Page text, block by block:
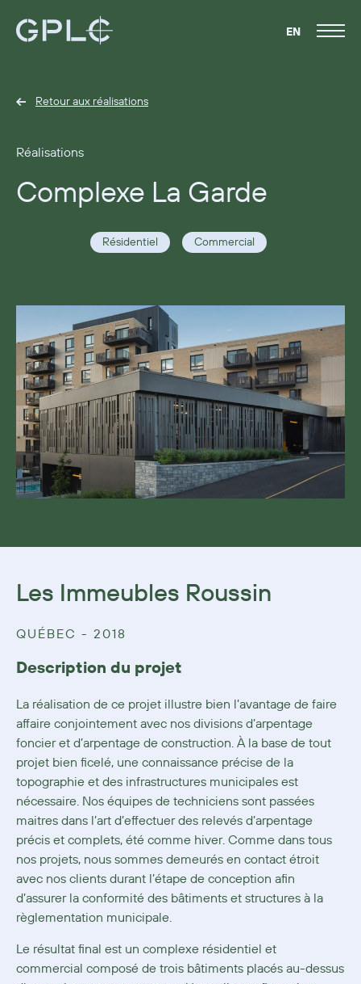
EN
Retour aux réalisations
Réalisations
Complexe La Garde
Résidentiel Commercial
Les Immeubles Roussin
QUÉBEC - 2018
Description du projet
La réalisation de ce projet illustre bien l’avantage de faire
affaire conjointement avec nos divisions d’arpentage
foncier et d’arpentage de construction. À la base de tout
projet bien ficelé, une connaissance précise de la
topographie et des infrastructures municipales est
nécessaire. Nos équipes de techniciens sont passées
maitres dans l’art d’effectuer des relevés d’arpentage
précis et complets, été comme hiver. Comme dans tous
nos projets, nous sommes demeurés en contact étroit
avec nos clients durant l’étape de conception afin
d’assurer la conformité des bâtiments et structures à la
règlementation municipale.
Le résultat final est un complexe résidentiel et
commercial composé de trois bâtiments placés au-dessus